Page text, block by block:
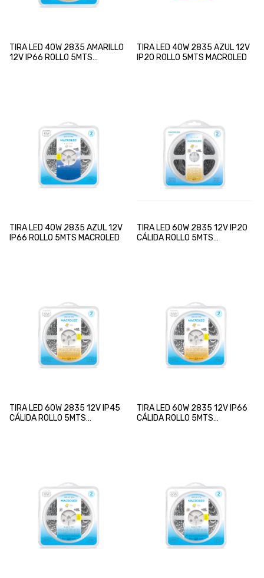
TIRA LED 40W 2835 AMARILLO
12V IP66 ROLLO 5MTS
TIRA LED 40W 2835 AZUL 12V
IP20 ROLLO 5MTS MACROLED
TIRA LED 40W 2835 AZUL 12V
IP66 ROLLO 5MTS MACROLED
TIRA LED 60W 2835 12V IP20
CÁLIDA ROLLO 5MTS
TIRA LED 60W 2835 12V IP45
CÁLIDA ROLLO 5MTS
TIRA LED 60W 2835 12V IP66
CÁLIDA ROLLO 5MTS